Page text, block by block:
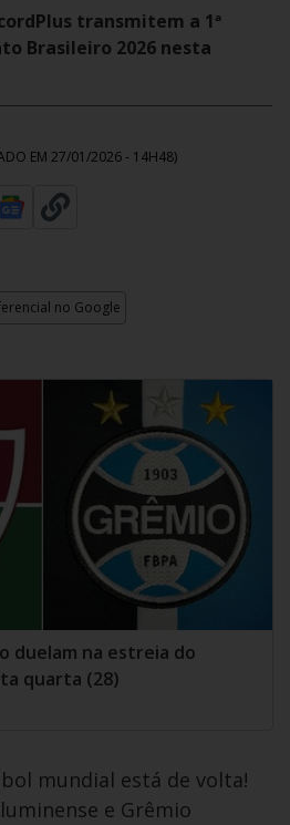
transmitem a 1ª
Brasileiro 2026 nesta
EM 27/01/2026 - 14H48)
no Google
duelam na estreia do
quarta (28)
mundial está de volta!
e Grêmio